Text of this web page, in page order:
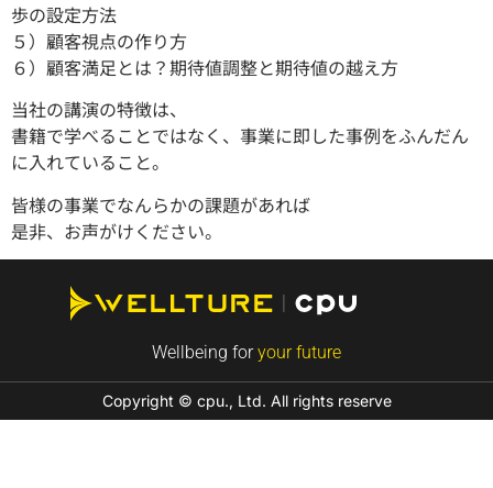
歩の設定方法
５）顧客視点の作り方
６）顧客満足とは？期待値調整と期待値の越え方
当社の講演の特徴は、
書籍で学べることではなく、事業に即した事例をふんだん
に入れていること。
皆様の事業でなんらかの課題があれば
是非、お声がけください。
Wellbeing foryour future
Copyright © cpu., Ltd. All rights reserve